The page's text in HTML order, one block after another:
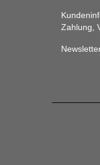
Zahlung,